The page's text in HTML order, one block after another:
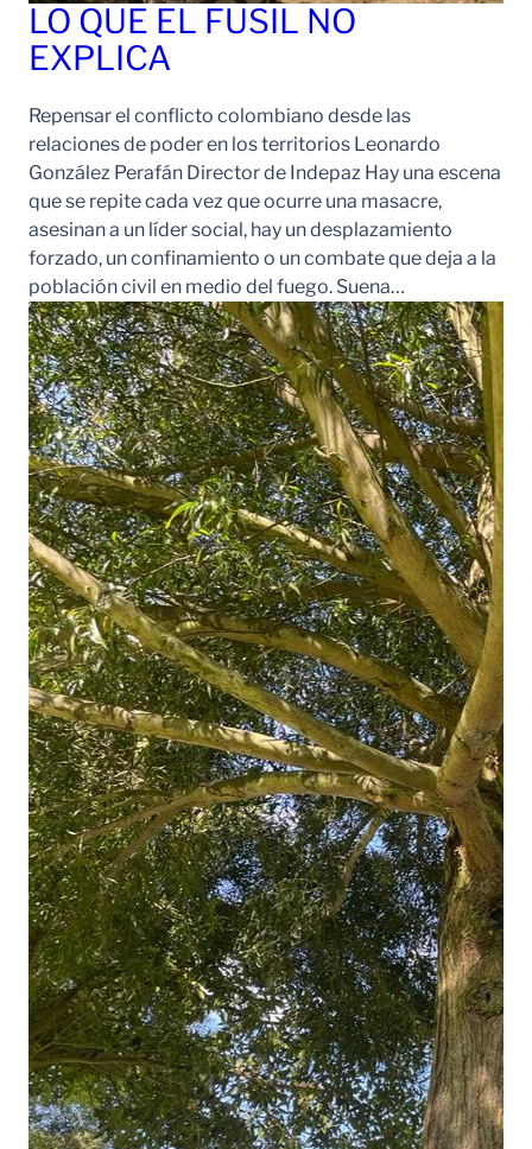
LO QUE EL FUSIL NO
EXPLICA
Repensar el conflicto colombiano desde las
relaciones de poder en los territorios Leonardo
González Perafán Director de Indepaz Hay una escena
que se repite cada vez que ocurre una masacre,
asesinan a un líder social, hay un desplazamiento
forzado, un confinamiento o un combate que deja a la
población civil en medio del fuego. Suena…